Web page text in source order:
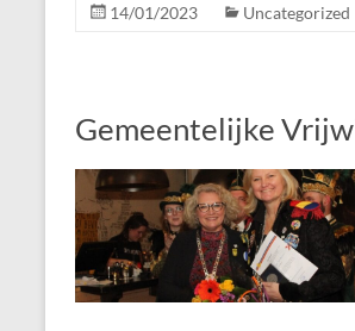
14/01/2023 Uncategorized
Gemeentelijke